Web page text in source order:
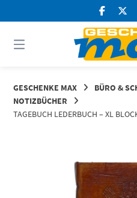
Inhalt
GESCHENKE MAX
BÜRO &
NOTIZBÜCHER
TAGEBUCH LEDERBUCH – XL